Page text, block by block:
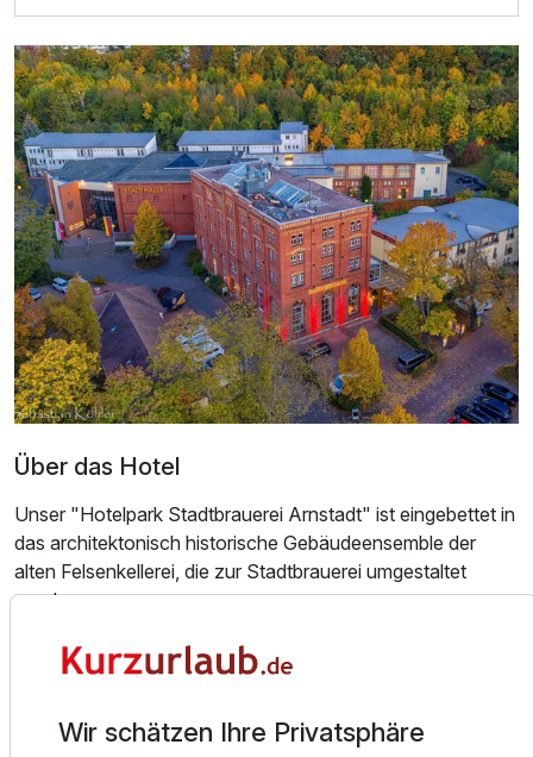
Doppelzimmer Superior
2 Erwachsene und 1 Kind
Ausstattung
Über das Hotel
Unser "Hotelpark Stadtbrauerei Arnstadt" ist eingebettet in
das architektonisch historische Gebäudeensemble der
alten Felsenkellerei, die zur Stadtbrauerei umgestaltet
wurde.
In 68 geschmackvoll eingerichteten Doppelzimmern
gehören Badezimmer mit Dusche oder Badewanne, WC
Wir schätzen Ihre Privatsphäre